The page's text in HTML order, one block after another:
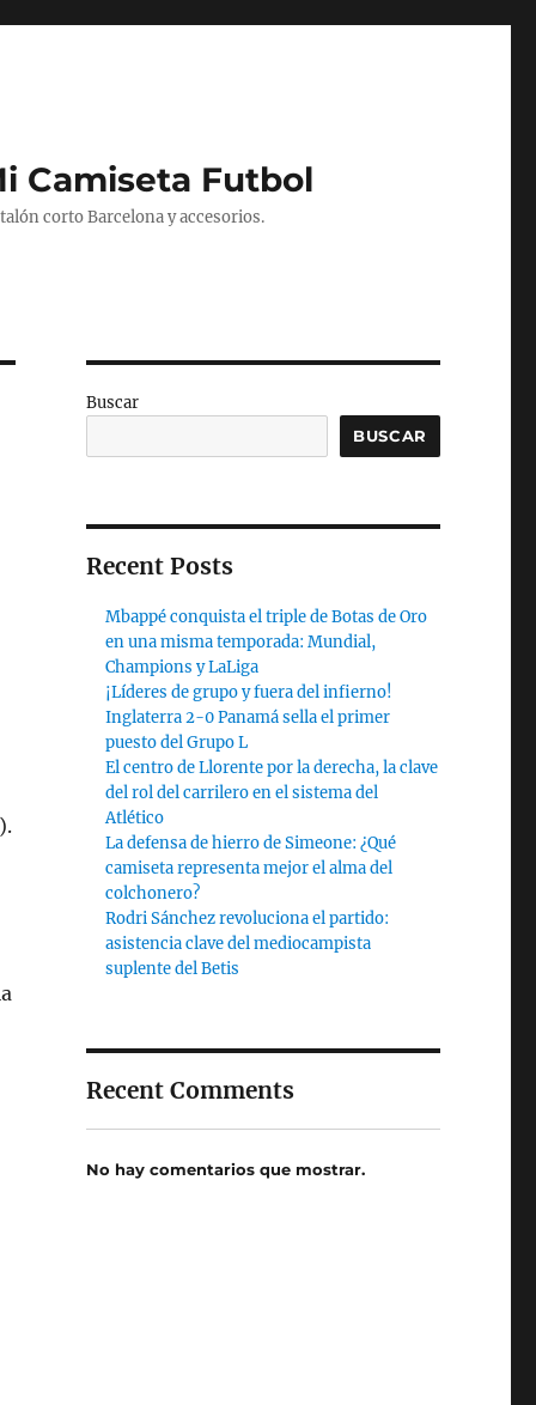
Camiseta Futbol
corto Barcelona y accesorios.
Buscar
BUSCAR
Recent Posts
Mbappé conquista el triple de Botas de Oro
en una misma temporada: Mundial,
Champions y LaLiga
¡Líderes de grupo y fuera del infierno!
Inglaterra 2-0 Panamá sella el primer
puesto del Grupo L
El centro de Llorente por la derecha, la clave
del rol del carrilero en el sistema del
Atlético
La defensa de hierro de Simeone: ¿Qué
camiseta representa mejor el alma del
colchonero?
Rodri Sánchez revoluciona el partido:
asistencia clave del mediocampista
suplente del Betis
Recent Comments
No hay comentarios que mostrar.